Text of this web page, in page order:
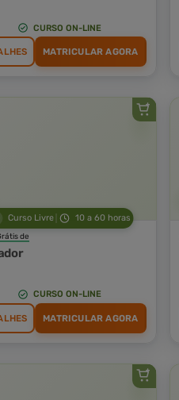
CURSO ON-LINE
MATRICULAR AGORA
Curso Livre 10 a 60 horas
de
CURSO ON-LINE
MATRICULAR AGORA